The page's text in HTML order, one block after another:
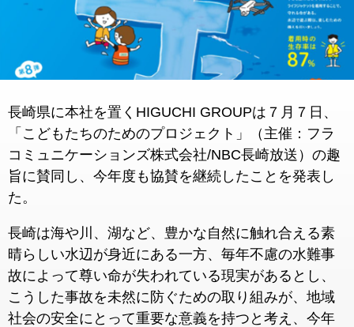
長崎県に本社を置くHIGUCHI GROUPは７月７日、
「こどもたちのためのプロジェクト」（主催：フラ
コミュニケーションズ株式会社/NBC長崎放送）の趣
旨に賛同し、今年度も協賛を継続したことを発表し
た。
長崎は海や川、湖など、豊かな自然に触れ合える素
晴らしい水辺が身近にある一方、毎年不慮の水難事
故によって尊い命が失われている現実があるとし、
こうした事故を未然に防ぐための取り組みが、地域
社会の安全にとって重要な意義を持つと考え、今年